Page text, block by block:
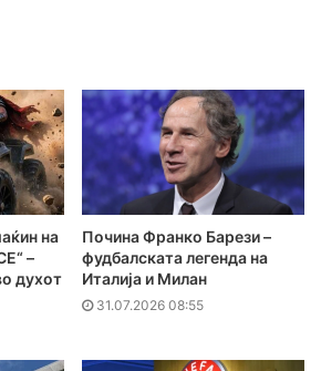
на
–
духот
Почина Франко Барези –
фудбалската легенда на
Италија и Милан
31.07.2026 08:55